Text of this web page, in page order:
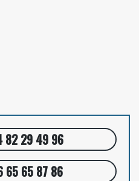
82 29 49 96
65 65 87 86